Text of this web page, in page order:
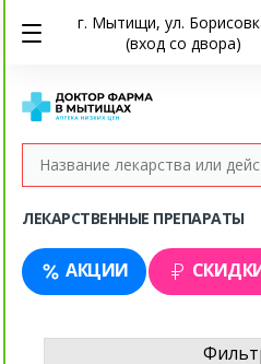
г. Мытищи, ул.
(вход со двора)
ЛЕКАРСТВЕННЫЕ ПРЕПАРАТЫ
АКЦИИ